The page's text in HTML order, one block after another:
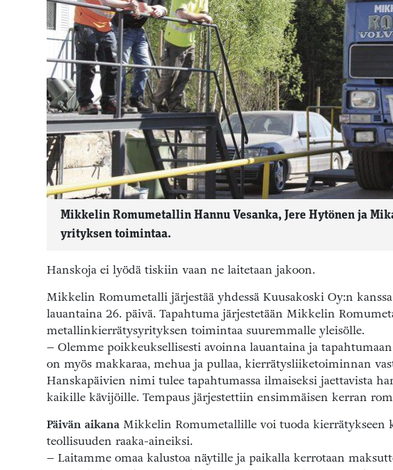
Mikkelin Romumetallin Hannu Vesanka, Jere Hytönen ja
yrityksen toimintaa.
Hanskoja ei lyödä tiskiin vaan ne laitetaan jakoon.
Mikkelin Romumetalli järjestää yhdessä Kuusakoski Oy:n
lauantaina 26. päivä. Tapahtuma järjestetään Mikkelin
metallinkierrätysyrityksen toimintaa suuremmalle yleisölle.
– Olemme poikkeuksellisesti avoinna lauantaina ja
on myös makkaraa, mehua ja pullaa, kierrätysliiketoiminnan
Hanskapäivien nimi tulee tapahtumassa ilmaiseksi jaettavista
kaikille kävijöille. Tempaus järjestettiin ensimmäisen kerran
Päivän aikana Mikkelin Romumetallille voi tuoda kierrätykseen
teollisuuden raaka-aineiksi.
– Laitamme omaa kalustoa näytille ja paikalla kerrotaan